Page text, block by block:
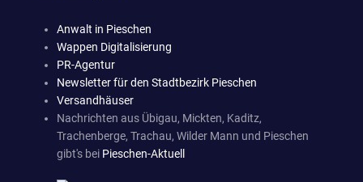
Anwalt in Pieschen
Wappen Digitalisierung
PR-Agentur
Newsletter für den Stadtbezirk Pieschen
Versandhäuser
Nachrichten aus Übigau, Mickten, Kaditz,
Trachenberge, Trachau, Wilder Mann und Pieschen
gibt's bei Pieschen-Aktuell